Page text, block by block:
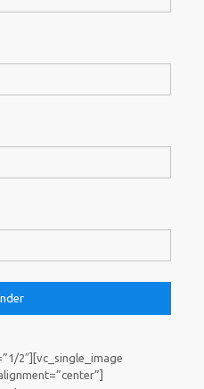
2″][vc_single_image